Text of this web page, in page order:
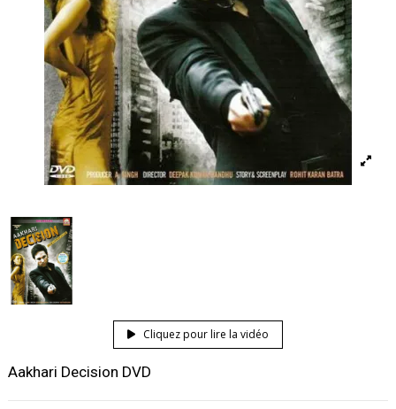
Cliquez pour lire la vidéo
Aakhari Decision DVD